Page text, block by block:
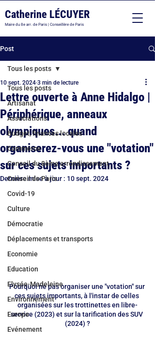
Catherine LÉCUYER
Maire du 8e arr. de Paris | Conseillère de Paris
Post
Tous les posts
Artisanat
Associations
Budget, finances locales
Commerce
Conseil du 8ème arrondissement
Conseil de Paris
Covid-19
Culture
Démocratie
Déplacements et transports
Economie
Education
Elysée-Madeleine
Environnement
Europe
Evénement
Tous les posts
Lettre ouverte à Anne Hidalgo |
Périphérique, anneaux
olympiques... quand
organiserez-vous une "votation"
sur ces sujets importants ?
10 sept. 2024 3 min de lecture
Dernière mise à jour : 10 sept. 2024
Pourquoi ne pas organiser une "votation" sur
ces sujets importants, à l'instar de celles
organisées sur les trottinettes en libre-
service (2023) et sur la tarification des SUV
(2024) ?